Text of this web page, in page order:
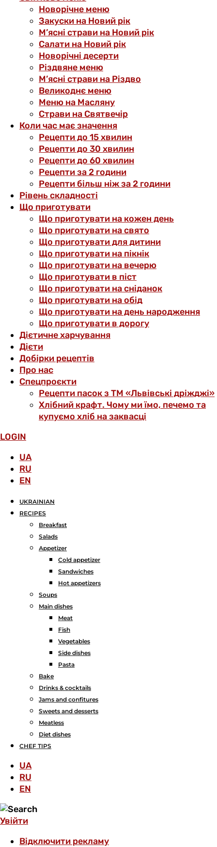
Новорічне меню
Закуски на Новий рік
М’ясні страви на Новий рік
Салати на Новий рік
Новорічні десерти
Різдвяне меню
М’ясні страви на Різдво
Великоднє меню
Меню на Масляну
Страви на Святвечір
Коли час має значення
Рецепти до 15 хвилин
Рецепти до 30 хвилин
Рецепти до 60 хвилин
Рецепти за 2 години
Рецепти більш ніж за 2 години
Рівень складності
Що приготувати
Що приготувати на кожен день
Що приготувати на свято
Що приготувати для дитини
Що приготувати на пікнік
Що приготувати на вечерю
Що приготувати в піст
Що приготувати на сніданок
Що приготувати на обід
Що приготувати на день народження
Що приготувати в дорогу
Дієтичне харчування
Дієти
Добірки рецептів
Про нас
Спецпроєкти
Рецепти пасок з ТМ «Львівські дріжджі»
Хлібний крафт. Чому ми їмо, печемо та
купуємо хліб на заквасці
LOGIN
UA
RU
EN
UKRAINIAN
RECIPES
Breakfast
Salads
Аppetizer
Cold appetizer
Sandwiches
Hot appetizers
Soups
Main dishes
Meat
Fish
Vegetables
Side dishes
Pasta
Bake
Drinks & cocktails
Jams and confitures
Sweets and desserts
Meatless
Diet dishes
CHEF TIPS
UA
RU
EN
Увійти
Відключити рекламу